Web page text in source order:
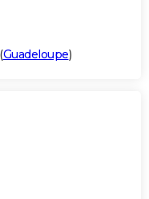
(Guadeloupe)